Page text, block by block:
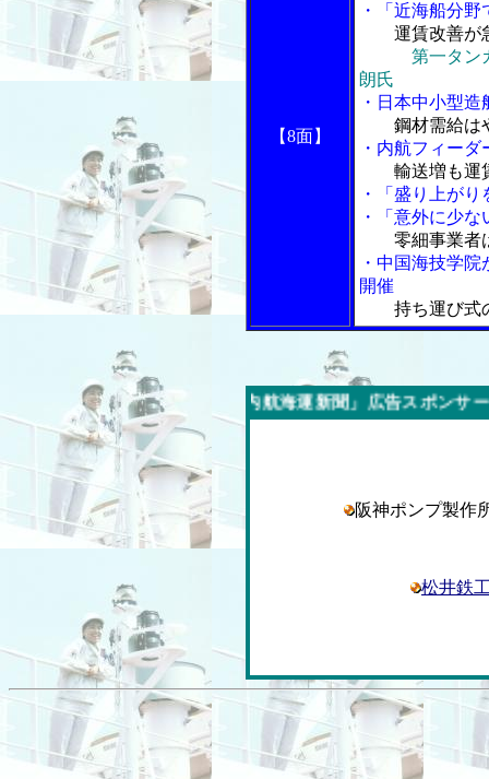
【8面】
・「近海船分
運賃改善が
第一タン
朗氏
・日本中小型
鋼材需給は
・内航フィー
輸送増も運
・「盛り上が
・「意外に少
零細事業者
・中国海技学
開催
持ち運び式
今週の「内航海運新聞」広告スポンサー企業
阪神ポンプ製
松井鉄